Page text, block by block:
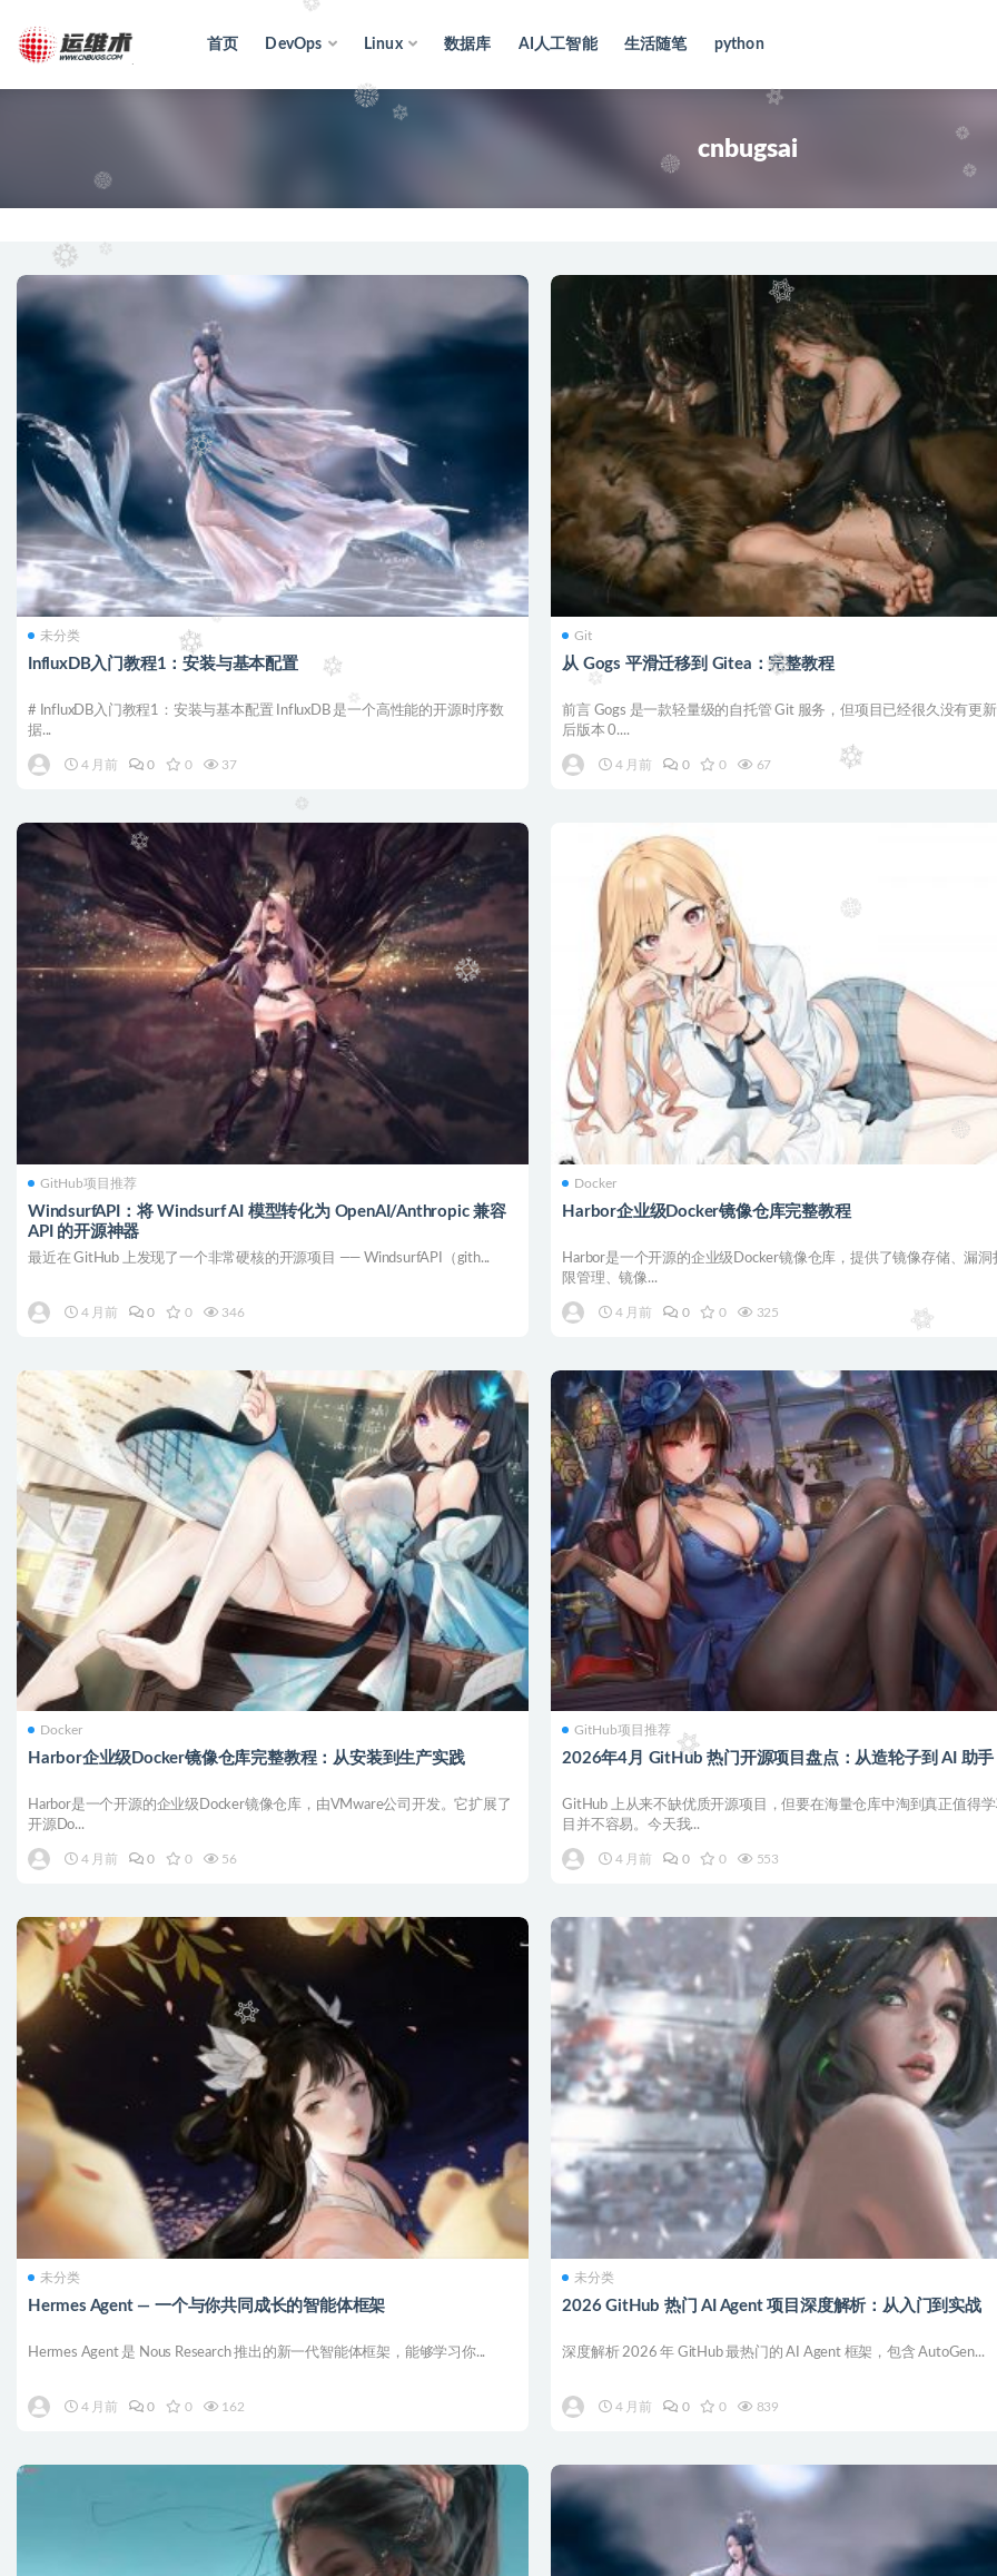
首页 DevOps Linux 数据库 AI人工智能 生活随笔 python
cnbugsai
未分类
InfluxDB入门教程1：安装与基本配置
# InfluxDB入门教程1：安装与基本配置 InfluxDB 是一个高性能的开源时序数
据...
4 月前 0 0 37
Git
从 Gogs 平滑迁移到 Gitea：完整教程
前言 Gogs 是一款轻量级的自托管 Git 服务，但项目已经很久没有更
后版本 0....
4 月前 0 0 67
GitHub项目推荐
WindsurfAPI：将 Windsurf AI 模型转化为 OpenAI/Anthropic 兼容
API 的开源神器
最近在 GitHub 上发现了一个非常硬核的开源项目 —— WindsurfAPI（gith...
4 月前 0 0 346
Docker
Harbor企业级Docker镜像仓库完整教程
Harbor是一个开源的企业级Docker镜像仓库，提供了镜像存储、漏洞
限管理、镜像...
4 月前 0 0 325
Docker
Harbor企业级Docker镜像仓库完整教程：从安装到生产实践
Harbor是一个开源的企业级Docker镜像仓库，由VMware公司开发。它扩展了
开源Do...
4 月前 0 0 56
GitHub项目推荐
2026年4月 GitHub 热门开源项目盘点：从造轮子到 AI 助手
GitHub 上从来不缺优质开源项目，但要在海量仓库中淘到真正值得
目并不容易。今天我...
4 月前 0 0 553
未分类
Hermes Agent — 一个与你共同成长的智能体框架
Hermes Agent 是 Nous Research 推出的新一代智能体框架，能够学习你...
4 月前 0 0 162
未分类
2026 GitHub 热门 AI Agent 项目深度解析：从入门到实战
深度解析 2026 年 GitHub 最热门的 AI Agent 框架，包含 AutoGen...
4 月前 0 0 839